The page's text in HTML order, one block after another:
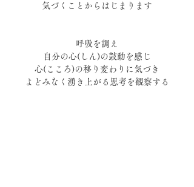
気づくことからはじまります
呼吸を調え
自分の心(しん)の鼓動を感じ
心(こころ)の移り変わりに気づき
よどみなく湧き上がる思考を観察する